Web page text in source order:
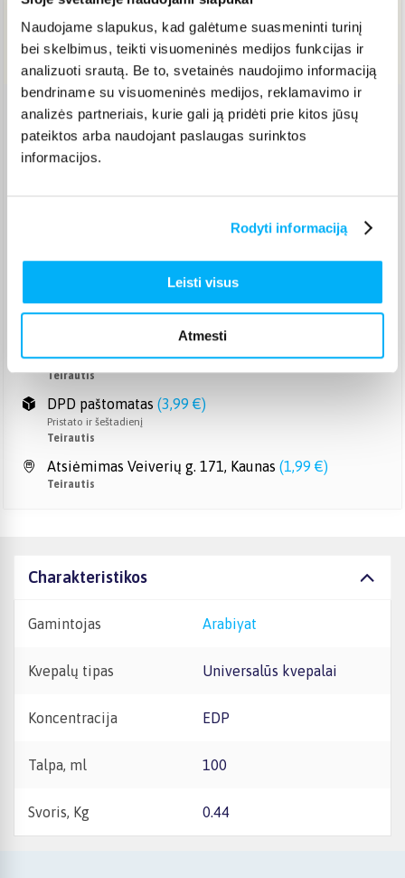
Naudojame slapukus, kad galėtume suasmeninti turinį
bei skelbimus, teikti visuomeninės medijos funkcijas ir
analizuoti srautą. Be to, svetainės naudojimo informaciją
bendriname su visuomeninės medijos, reklamavimo ir
analizės partneriais, kurie gali ją pridėti prie kitos jūsų
pateiktos arba naudojant paslaugas surinktos
informacijos.
Rodyti informaciją
Leisti visus
Atmesti
IŠPARDUOTA
Venipak paštomatas ( 2,39 € )
Pristato ir šeštadienį
Teirautis
Pristato ir šeštadienį
DPD kurjeris (3,99 €)
Teirautis
DPD paštomatas (3,99 €)
Pristato ir šeštadienį
Teirautis
Atsiėmimas Veiverių g. 171, Kaunas (1,99 €)
Teirautis
Charakteristikos
Gamintojas Arabiyat
Kvepalų tipas Universalūs kvepalai
Koncentracija EDP
Talpa, ml 100
Svoris, Kg 0.44